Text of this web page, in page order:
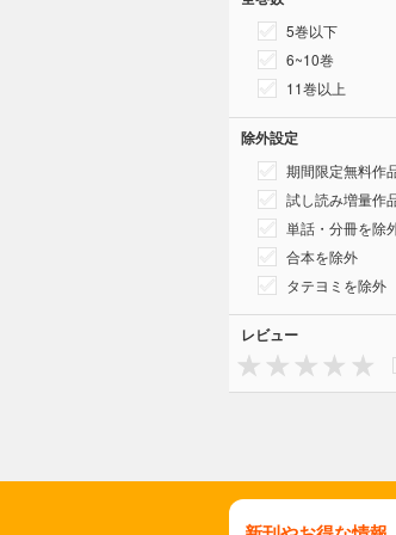
5巻以下
6~10巻
11巻以上
除外設定
期間限定無料作
試し読み増量作
単話・分冊を除
合本を除外
タテヨミを除外
レビュー